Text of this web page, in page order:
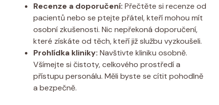
Recenze a doporučení: Přečtěte si recenze od
pacientů nebo se ptejte přátel, kteří mohou mít
osobní zkušenosti. Nic nepřekoná doporučení,
které získáte od těch, kteří již službu vyzkoušeli.
Prohlídka kliniky: Navštivte kliniku osobně.
Všímejte si čistoty, celkového prostředí a
přístupu personálu. Měli byste se cítit pohodlně
a bezpečně.